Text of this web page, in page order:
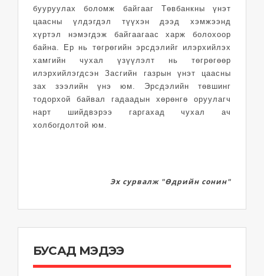
бууруулах боломж байгааг Төвбанкны үнэт
цаасны үлдэгдэл түүхэн дээд хэмжээнд
хүртэл нэмэгдэж байгаагаас харж болохоор
байна. Ер нь төгрөгийн эрсдэлийг илэрхийлэх
хамгийн чухал үзүүлэлт нь төгрөгөөр
илэрхийлэгдсэн Засгийн газрын үнэт цаасны
зах зээлийн үнэ юм. Эрсдэлийн төвшинг
тодорхой байвал гадаадын хөрөнгө оруулагч
нарт шийдвэрээ гаргахад чухал ач
холбогдолтой юм.
Эх сурвалж "Өдрийн сонин"
БУСАД МЭДЭЭ